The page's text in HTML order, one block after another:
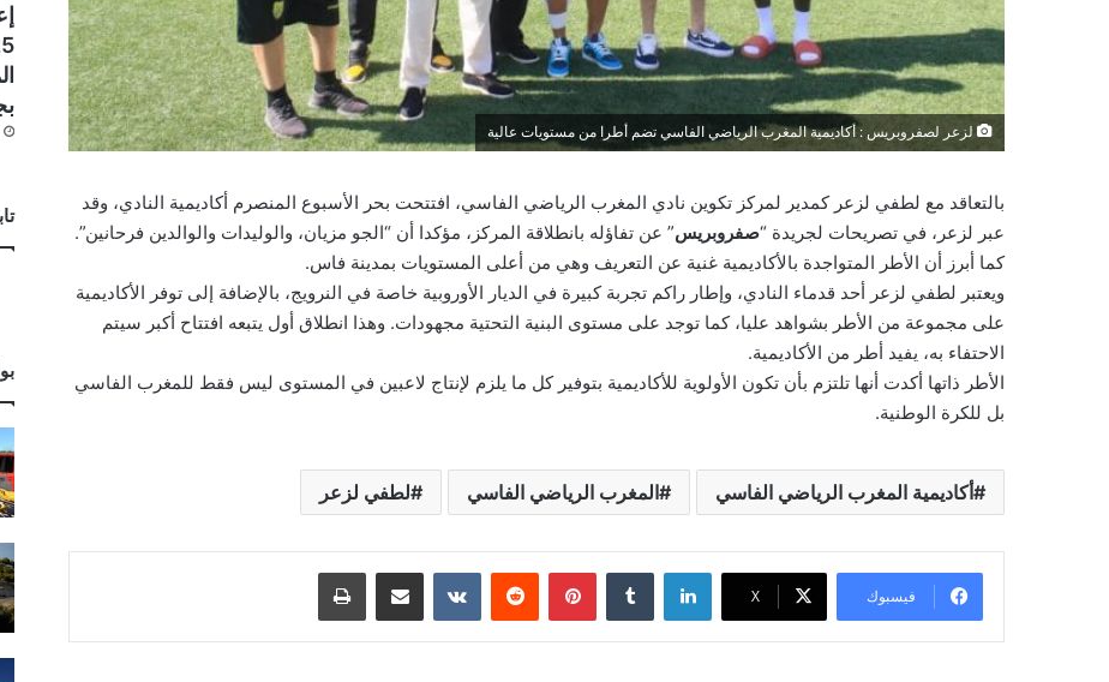
لزعر لصفروبريس : أكاديمية المغرب الرياضي الفاسي تضم أطرا من مستويات عالية
بالتعاقد مع لطفي لزعر كمدير لمركز تكوين نادي المغرب الرياضي الفاسي، افتتحت بحر الأسبوع المنصرم أكاديمية النادي، وقد
عبر لزعر، في تصريحات لجريدة “صفروبريس” عن تفاؤله بانطلاقة المركز، مؤكدا أن “الجو مزيان، والوليدات والوالدين فرحانين”.
كما أبرز أن الأطر المتواجدة بالأكاديمية غنية عن التعريف وهي من أعلى المستويات بمدينة فاس.
ويعتبر لطفي لزعر أحد قدماء النادي، وإطار راكم تجربة كبيرة في الديار الأوروبية خاصة في النرويج، بالإضافة إلى توفر الأكاديمية
على مجموعة من الأطر بشواهد عليا، كما توجد على مستوى البنية التحتية مجهودات. وهذا انطلاق أول يتبعه افتتاح أكبر سيتم
الاحتفاء به، يفيد أطر من الأكاديمية.
الأطر ذاتها أكدت أنها تلتزم بأن تكون الأولوية للأكاديمية بتوفير كل ما يلزم لإنتاج لاعبين في المستوى ليس فقط للمغرب الفاسي
بل للكرة الوطنية.
أكاديمية المغرب الرياضي الفاسي المغرب الرياضي الفاسي لطفي لزعر
فيسبوك ‫X
لينكدإن بينتيريست مشاركة عبر البريد طباعة